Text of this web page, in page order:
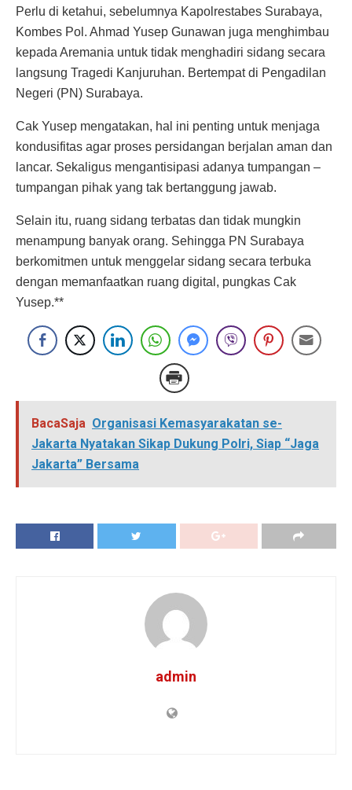
Perlu di ketahui, sebelumnya Kapolrestabes Surabaya,
Kombes Pol. Ahmad Yusep Gunawan juga menghimbau
kepada Aremania untuk tidak menghadiri sidang secara
langsung Tragedi Kanjuruhan. Bertempat di Pengadilan
Negeri (PN) Surabaya.
Cak Yusep mengatakan, hal ini penting untuk menjaga
kondusifitas agar proses persidangan berjalan aman dan
lancar. Sekaligus mengantisipasi adanya tumpangan –
tumpangan pihak yang tak bertanggung jawab.
Selain itu, ruang sidang terbatas dan tidak mungkin
menampung banyak orang. Sehingga PN Surabaya
berkomitmen untuk menggelar sidang secara terbuka
dengan memanfaatkan ruang digital, pungkas Cak
Yusep.**
BacaSaja Organisasi Kemasyarakatan se-
Jakarta Nyatakan Sikap Dukung Polri, Siap “Jaga
Jakarta” Bersama
admin